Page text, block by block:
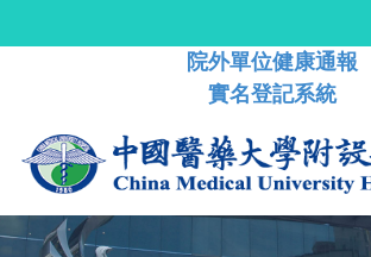
院外單位健康通報
實名登記系統